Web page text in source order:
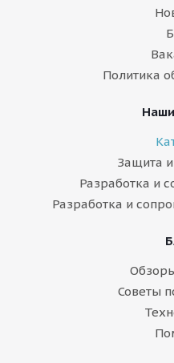
Политика
Защита
Разработка и
Разработка и
Советы